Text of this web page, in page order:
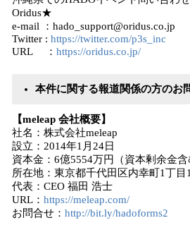
Oridus★
e-mail ：hado_support@oridus.co.jp
Twitter : https://twitter.com/p3s_inc
URL ： https://oridus.co.jp/
本件に関する報道関係の方のお
【meleap 会社概要】
社名：株式会社meleap
設立：2014年1月24日
資本金：6億5554万円（資本剰余金含
所在地：東京都千代田区内幸町1丁
代表：CEO 福田 浩士
URL： https://meleap.com/
お問合せ： http://bit.ly/hadoforms2